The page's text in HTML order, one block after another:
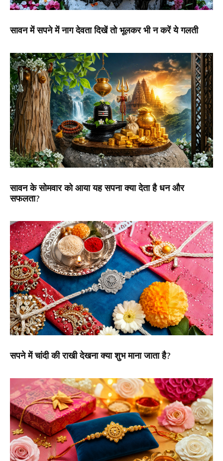
सावन में सपने में नाग देवता दिखें तो भूलकर भी न करें ये गलती
सावन के सोमवार को आया यह सपना क्या देता है धन और
सफलता?
सपने में चांदी की राखी देखना क्या शुभ माना जाता है?